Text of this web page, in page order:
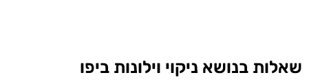
שאלות בנושא ניקוי וילונות ביפו